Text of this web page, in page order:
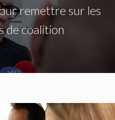
remettre sur les
de coalition